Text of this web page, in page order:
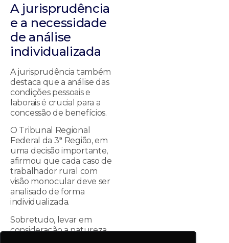
A jurisprudência
e a necessidade
de análise
individualizada
A jurisprudência também
destaca que a análise das
condições pessoais e
laborais é crucial para a
concessão de benefícios.
O Tribunal Regional
Federal da 3ª Região, em
uma decisão importante,
afirmou que cada caso de
trabalhador rural com
visão monocular deve ser
analisado de forma
individualizada.
Sobretudo, levar em
consideração a natureza